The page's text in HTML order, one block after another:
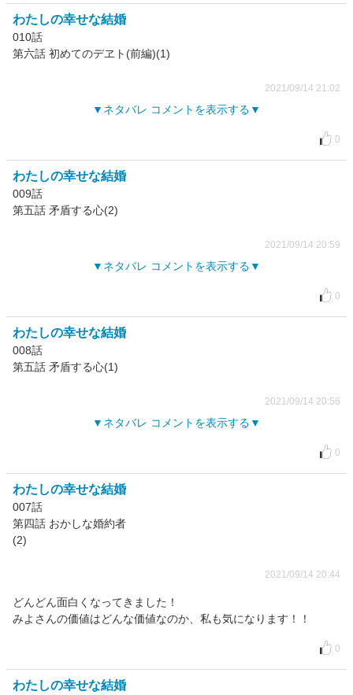
わたしの幸せな結婚
010話
第六話 初めてのデヱト(前編)(1)
2021/09/14 21:02
ネタバレ コメントを表示する
0
わたしの幸せな結婚
009話
第五話 矛盾する心(2)
2021/09/14 20:59
ネタバレ コメントを表示する
0
わたしの幸せな結婚
008話
第五話 矛盾する心(1)
2021/09/14 20:56
ネタバレ コメントを表示する
0
わたしの幸せな結婚
007話
第四話 おかしな婚約者
(2)
2021/09/14 20:44
どんどん面白くなってきました！
みよさんの価値はどんな価値なのか、私も気になります！！
0
わたしの幸せな結婚